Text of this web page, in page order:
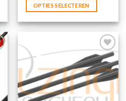
OPTIES SELECTEREN
variaties.
optie
gekozen
worden
op
de
productpagina
Toevoegen
aan
verlanglijst